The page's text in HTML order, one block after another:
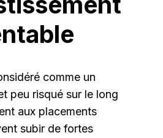
comme un
peu risqué sur le long
aux placements
subir de fortes